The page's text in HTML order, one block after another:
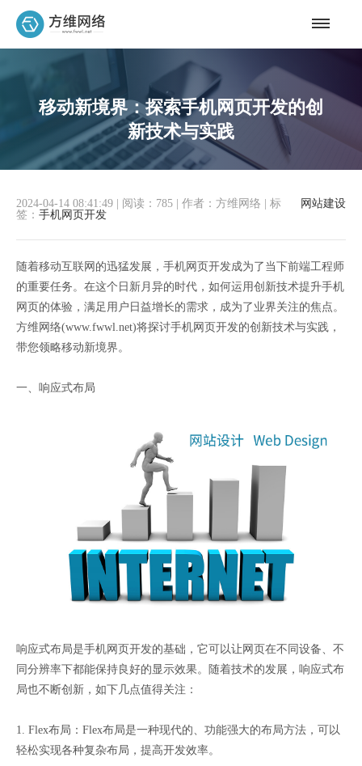
移动新境界：探索手机网页开发的创
新技术与实践
网站建设
2024-04-14 08:41:49 阅读：785 作者：方维网络
标
签： 手机网页开发
随着移动互联网的迅猛发展，手机网页开发成为了当下前端工程师
的重要任务。在这个日新月异的时代，如何运用创新技术提升手机
网页的体验，满足用户日益增长的需求，成为了业界关注的焦点。
方维网络(www.fwwl.net)将探讨手机网页开发的创新技术与实践，
带您领略移动新境界。
一、响应式布局
响应式布局是手机网页开发的基础，它可以让网页在不同设备、不
同分辨率下都能保持良好的显示效果。随着技术的发展，响应式布
局也不断创新，如下几点值得关注：
1. Flex布局：Flex布局是一种现代的、功能强大的布局方法，可以
轻松实现各种复杂布局，提高开发效率。